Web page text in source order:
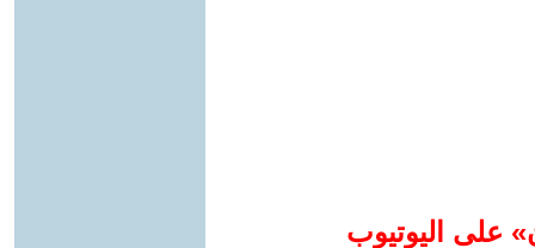
على اليوتيوب